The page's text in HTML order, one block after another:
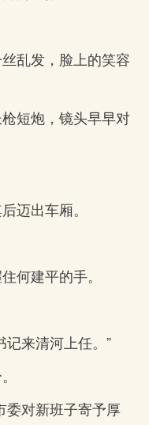
乱发，脸上的笑容
短炮，镜头早早对
迈出车厢。
何建平的手。
记来清河上任。”
委对新班子寄予厚